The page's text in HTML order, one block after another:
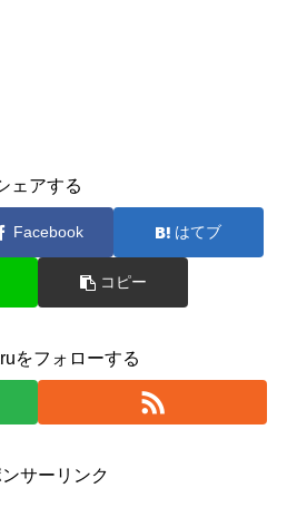
ェアする
Facebook はてブ
コピー
をフォローする
サーリンク